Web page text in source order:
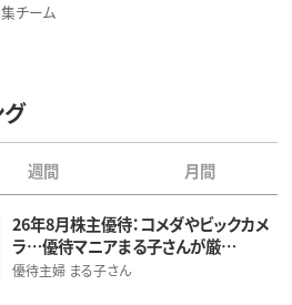
チーム
週間 月間
26年8月株主優待：コメダやビックカメ
ラ…優待マニアまる子さんが厳…
優待主婦 まる子さん